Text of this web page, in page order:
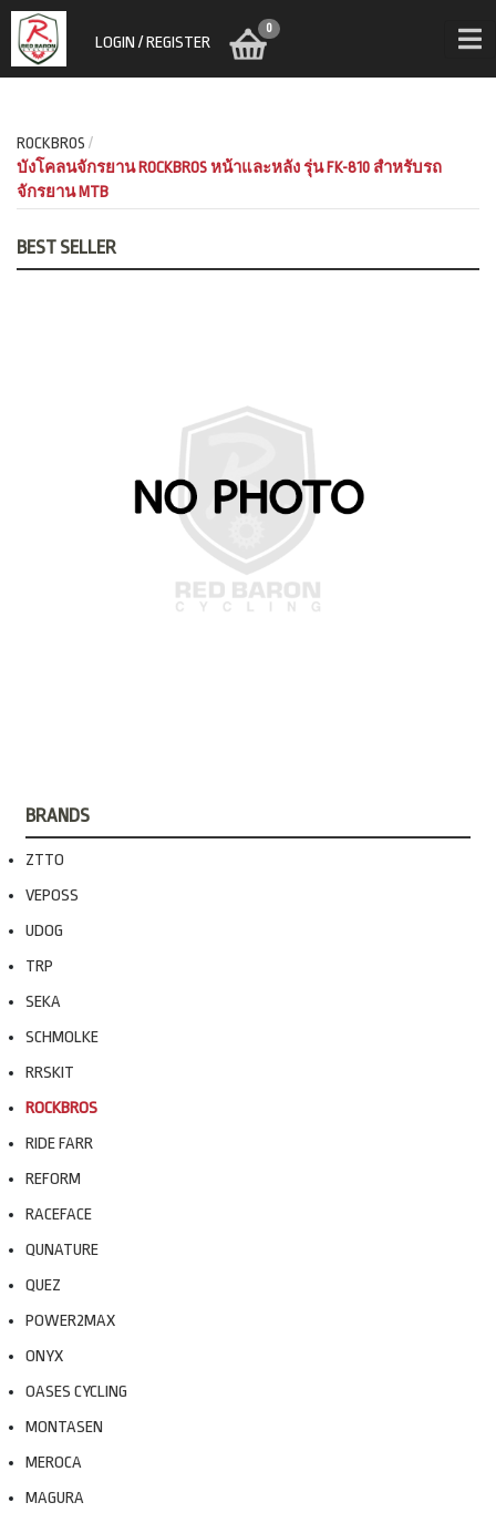
LOGIN / REGISTER
0
ROCKBROS
บังโคลนจักรยาน ROCKBROS หน้าและหลัง รุ่น FK-810 สําหรับรถ
จักรยาน MTB
BRANDS
ZTTO
VEPOSS
UDOG
TRP
SEKA
SCHMOLKE
RRSKIT
ROCKBROS
RIDE FARR
REFORM
RACEFACE
QUNATURE
QUEZ
POWER2MAX
ONYX
OASES CYCLING
MONTASEN
MEROCA
MAGURA
BEST SELLER